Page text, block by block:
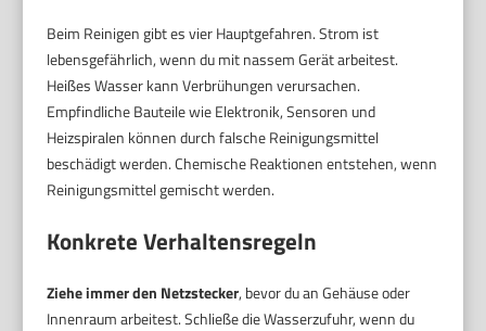
Beim Reinigen gibt es vier Hauptgefahren. Strom ist
lebensgefährlich, wenn du mit nassem Gerät arbeitest.
Heißes Wasser kann Verbrühungen verursachen.
Empfindliche Bauteile wie Elektronik, Sensoren und
Heizspiralen können durch falsche Reinigungsmittel
beschädigt werden. Chemische Reaktionen entstehen, wenn
Reinigungsmittel gemischt werden.
Konkrete Verhaltensregeln
Ziehe immer den Netzstecker, bevor du an Gehäuse oder
Innenraum arbeitest. Schließe die Wasserzufuhr, wenn du